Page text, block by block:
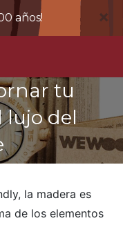
años! ×
tu
lujo del
la madera es
de los elementos